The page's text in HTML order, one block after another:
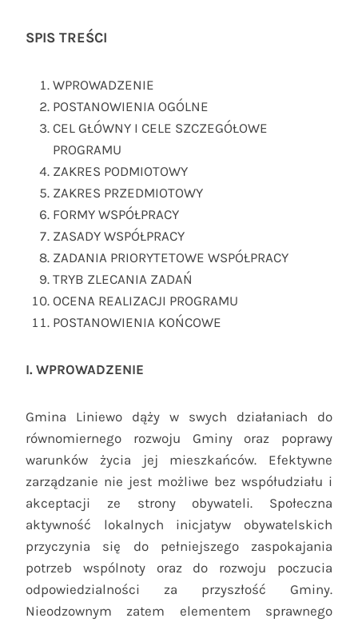
SPIS TREŚCI
WPROWADZENIE
POSTANOWIENIA OGÓLNE
CEL GŁÓWNY I CELE SZCZEGÓŁOWE
PROGRAMU
ZAKRES PODMIOTOWY
ZAKRES PRZEDMIOTOWY
FORMY WSPÓŁPRACY
ZASADY WSPÓŁPRACY
ZADANIA PRIORYTETOWE WSPÓŁPRACY
TRYB ZLECANIA ZADAŃ
OCENA REALIZACJI PROGRAMU
POSTANOWIENIA KOŃCOWE
I. WPROWADZENIE
Gmina Liniewo dąży w swych działaniach do
równomiernego rozwoju Gminy oraz poprawy
warunków życia jej mieszkańców. Efektywne
zarządzanie nie jest możliwe bez współudziału i
akceptacji ze strony obywateli. Społeczna
aktywność lokalnych inicjatyw obywatelskich
przyczynia się do pełniejszego zaspokajania
potrzeb wspólnoty oraz do rozwoju poczucia
odpowiedzialności za przyszłość Gminy.
Nieodzownym zatem elementem sprawnego